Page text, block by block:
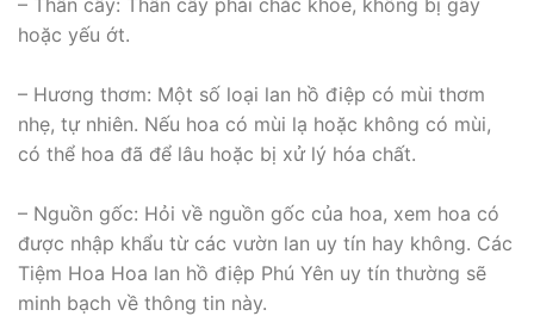
hoặc yếu ớt.
– Hương thơm: Một số loại lan hồ điệp có mùi thơm
nhẹ, tự nhiên. Nếu hoa có mùi lạ hoặc không có mùi,
có thể hoa đã để lâu hoặc bị xử lý hóa chất.
– Nguồn gốc: Hỏi về nguồn gốc của hoa, xem hoa có
được nhập khẩu từ các vườn lan uy tín hay không. Các
Tiệm Hoa Hoa lan hồ điệp Phú Yên uy tín thường sẽ
minh bạch về thông tin này.